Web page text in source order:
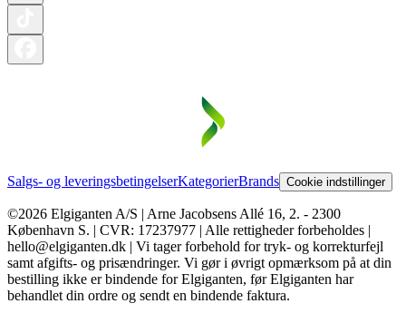
Salgs- og leveringsbetingelserKategorierBrands Cookie indstillinger
©2026 Elgiganten A/S | Arne Jacobsens Allé 16, 2. - 2300
København S. | CVR: 17237977 | Alle rettigheder forbeholdes |
hello@elgiganten.dk | Vi tager forbehold for tryk- og korrekturfejl
samt afgifts- og prisændringer. Vi gør i øvrigt opmærksom på at din
bestilling ikke er bindende for Elgiganten, før Elgiganten har
behandlet din ordre og sendt en bindende faktura.